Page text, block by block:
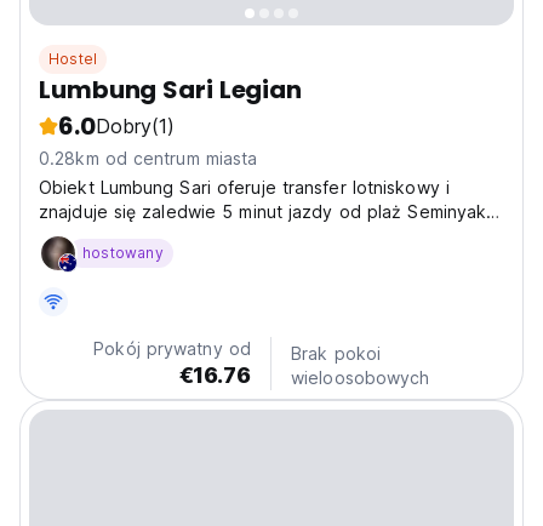
Hostel
Lumbung Sari Legian
6.0Dobry(1)
0.28km od centrum miasta
Obiekt Lumbung Sari oferuje transfer lotniskowy i
znajduje się zaledwie 5 minut jazdy od plaż Seminyak i
Kuta.
hostowany
Pokój prywatny od
€16.76
Brak pokoi
wieloosobowych